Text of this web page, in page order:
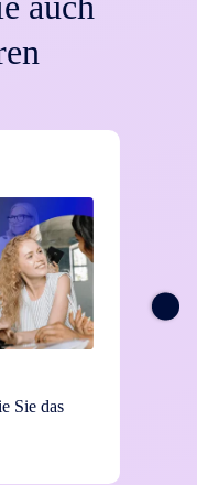
Sie das